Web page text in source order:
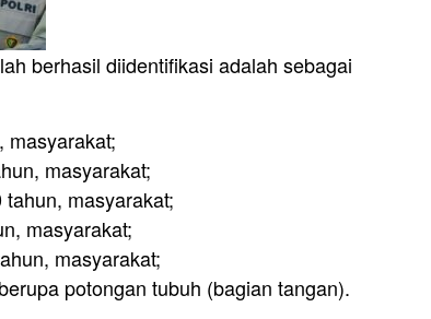
berhasil diidentifikasi adalah sebagai
masyarakat;
masyarakat;
masyarakat;
masyarakat;
masyarakat;
potongan tubuh (bagian tangan).